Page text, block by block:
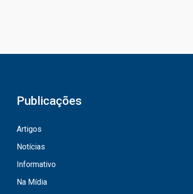
Publicações
Artigos
Notícias
Informativo
Na Mídia